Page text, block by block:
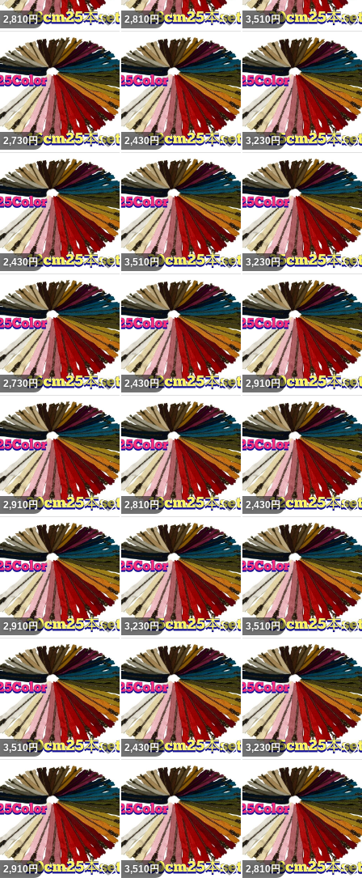
2,810円 いいね！
2,810円 いいね！
3,510円
2,730円 いいね！
2,430円 いいね！
3,230円
2,430円 いいね！
3,510円 いいね！
3,230円
2,730円 いいね！
2,430円 いいね！
2,910円
2,910円 いいね！
2,810円 いいね！
2,430円
2,910円 いいね！
3,230円 いいね！
3,510円
3,510円 いいね！
2,430円 いいね！
3,230円
2,910円 いいね！
3,510円 いいね！
2,810円